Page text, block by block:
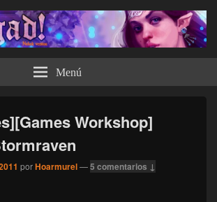
Menú
Workshop]
porHoarmurel—5 comentarios ↓